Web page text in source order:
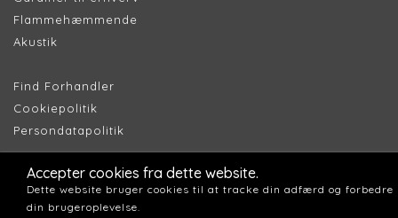
Flammehæmmende
Akustik
Find Forhandler
Cookiepolitik
Persondatapolitik
Accepter cookies fra dette website.
Dette website bruger cookies til at tracke din adfærd og forbedre
din brugeroplevelse.